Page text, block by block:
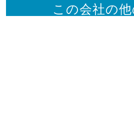
この会社の